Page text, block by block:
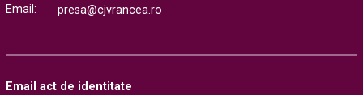
Email:
presa@cjvrancea.ro
Email act de identitate